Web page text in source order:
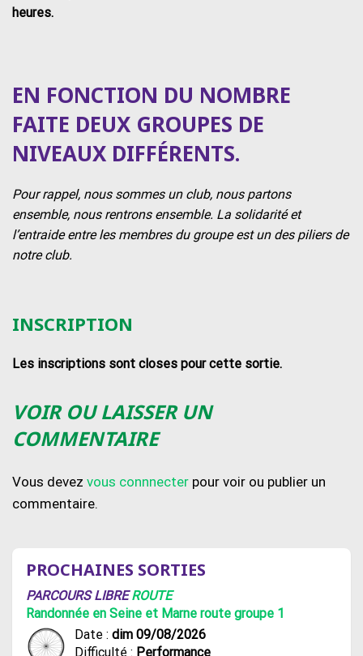
heures.
EN FONCTION DU NOMBRE
FAITE DEUX GROUPES DE
NIVEAUX DIFFÉRENTS.
Pour rappel, nous sommes un club, nous partons
ensemble, nous rentrons ensemble. La solidarité et
l’entraide entre les membres du groupe est un des piliers de
notre club.
INSCRIPTION
Les inscriptions sont closes pour cette sortie.
VOIR OU LAISSER UN
COMMENTAIRE
Vous devez vous connnecter pour voir ou publier un
commentaire.
PROCHAINES SORTIES
PARCOURS LIBREROUTE
Randonnée en Seine et Marne route groupe 1
Date : dim 09/08/2026
Difficulté : Performance